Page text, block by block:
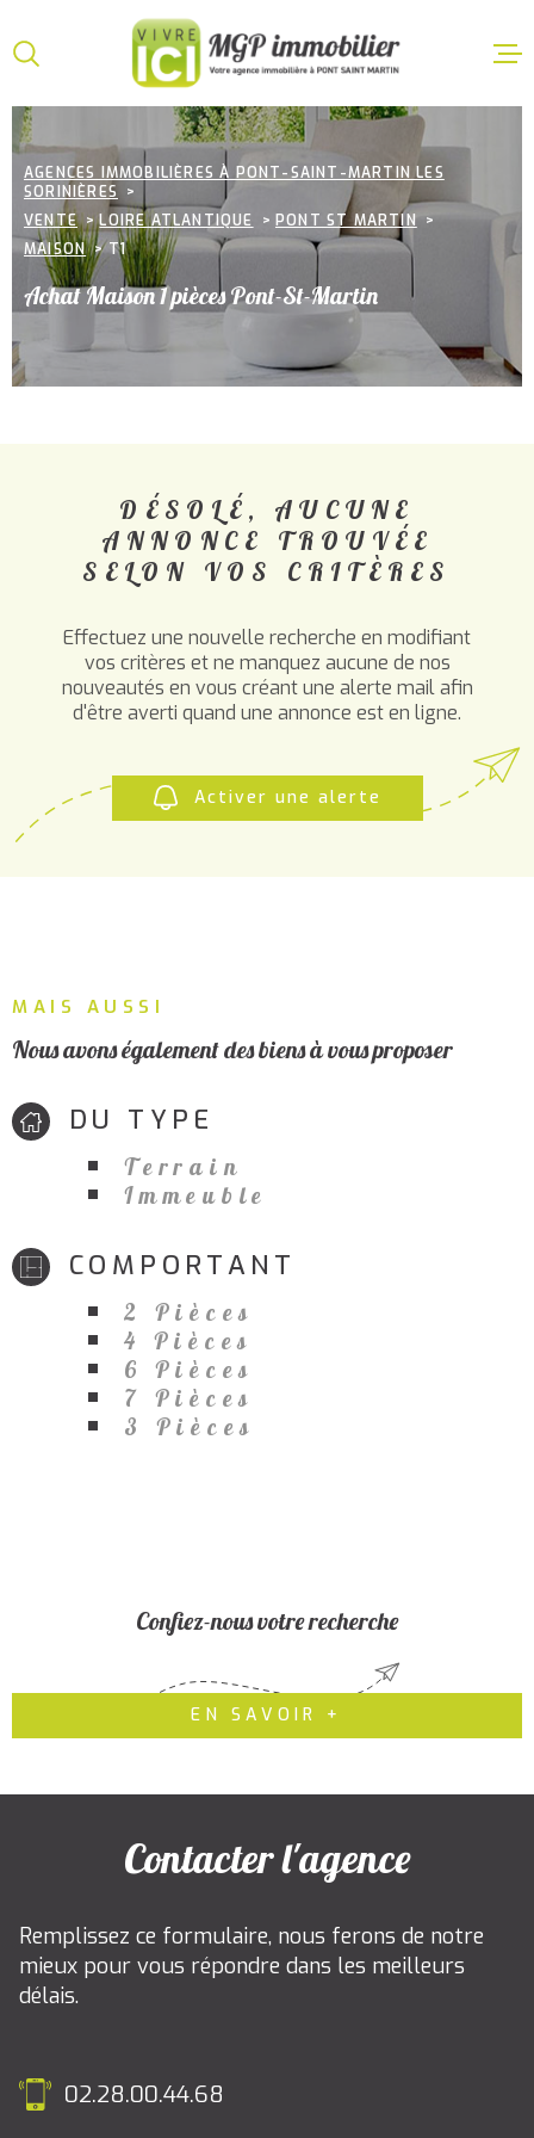
recherche
au
menu
principal
au
contenu
MAIL
AGENCES IMMOBILIÈRES À PONT-SAINT-MARTIN LES
SORINIÈRES
VENTE
LOIRE ATLANTIQUE
PONT ST MARTIN
MAISON
T1
Achat Maison 1 pièces Pont-St-Martin
DÉSOLÉ, AUCUNE
ANNONCE TROUVÉE
SELON VOS CRITÈRES
Effectuez une nouvelle recherche en modifiant
vos critères et ne manquez aucune de nos
nouveautés en vous créant une alerte mail afin
d'être averti quand une annonce est en ligne.
Activer une alerte
MAIS AUSSI
Nous avons également des biens à vous proposer
DU TYPE
Terrain
Immeuble
COMPORTANT
2 Pièces
4 Pièces
6 Pièces
7 Pièces
3 Pièces
Confiez-nous votre recherche
EN SAVOIR +
Contacter l'agence
Remplissez ce formulaire, nous ferons de notre
mieux pour vous répondre dans les meilleurs
délais.
02.28.00.44.68
RECHERCHE
TYPE
D'OFFRE
ACHETER
TYPE
DE
TYPE DE BIEN
VILLE
CHAMPS
TEXTE
RÉFÉRENCE
PLUS DE CRITÈRES